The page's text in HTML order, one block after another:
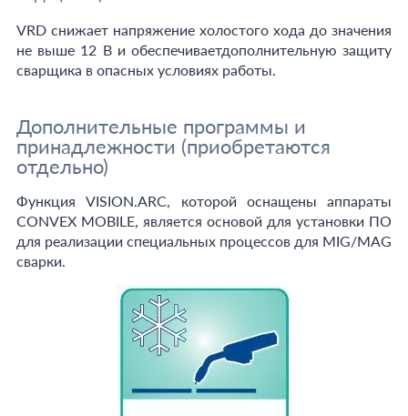
VRD снижает напряжение холостого хода до значения
не выше 12 В и обеспечиваетдополнительную защиту
сварщика в опасных условиях работы.
Дополнительные программы и
принадлежности (приобретаются
отдельно)
Функция VISION.ARC, которой оснащены аппараты
CONVEX MOBILE, является основой для установки ПО
для реализации специальных процессов для MIG/MАG
сварки.